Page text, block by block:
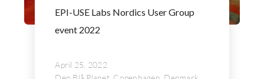
EPI-USE Labs Nordics User Group
event 2022
April 25, 2022